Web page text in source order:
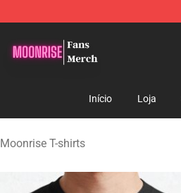
Início Loja
Moonrise T-shirts